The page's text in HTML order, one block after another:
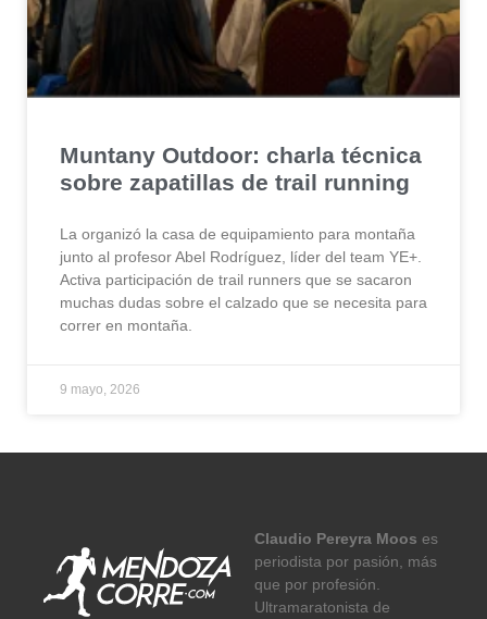
Muntany Outdoor: charla técnica
sobre zapatillas de trail running
La organizó la casa de equipamiento para montaña
junto al profesor Abel Rodríguez, líder del team YE+.
Activa participación de trail runners que se sacaron
muchas dudas sobre el calzado que se necesita para
correr en montaña.
9 mayo, 2026
Claudio Pereyra Moos es
periodista por pasión, más
que por profesión.
Ultramaratonista de